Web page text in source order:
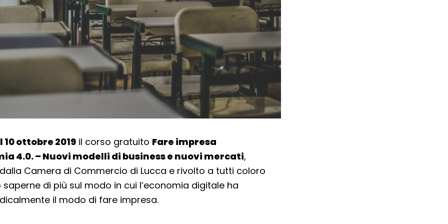
10 ottobre 2019il corso gratuito Fare impresa
4.0. – Nuovi modelli di business e nuovi mercati,
Camera di Commercio di Lucca e rivolto a tutti coloro
di più sul modo in cui l’economia digitale ha
il modo di fare impresa.